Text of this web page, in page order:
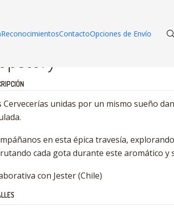
ReconocimientosContactoOpciones de Envío
Cervecerías unidas por un mismo sueño
en esta épica travesía,
cada gota durante este aromático y
con Jester (Chile)